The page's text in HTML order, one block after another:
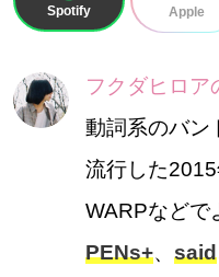
Spotify Apple
フクダヒロア
動詞系のバン
流行した
WARPなどで
PENs+、 said